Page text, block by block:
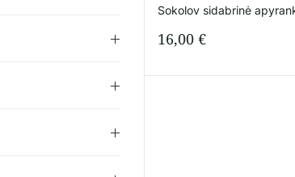
Sokolov sidabrinė
16,00 €